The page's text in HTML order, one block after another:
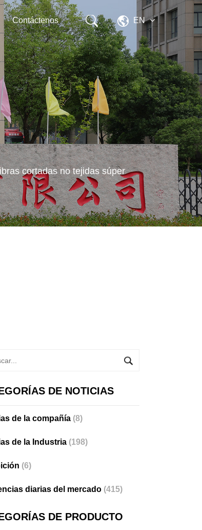
Contáctenos EN
cortadas no tejidas súper
DE NOTICIAS
de la compañía (8)
de la Industria (198)
(6)
diarias del mercado (415)
DE PRODUCTO